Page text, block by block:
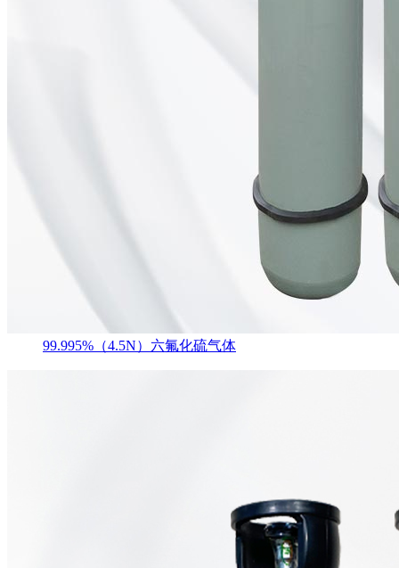
99.995%（4.5N）六氟化硫气体